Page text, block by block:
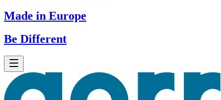
Made in Europe
Be Different